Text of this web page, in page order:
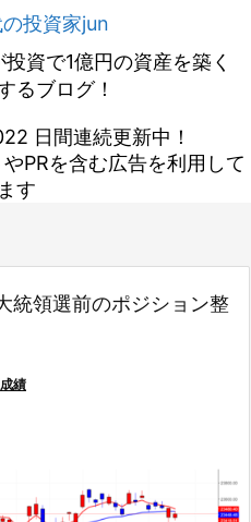
投資家jun
資で1億円の資産を築く
るブログ！
日間連続更新中！
PRを含む広告を利用して
す
領選前のポジション整
績